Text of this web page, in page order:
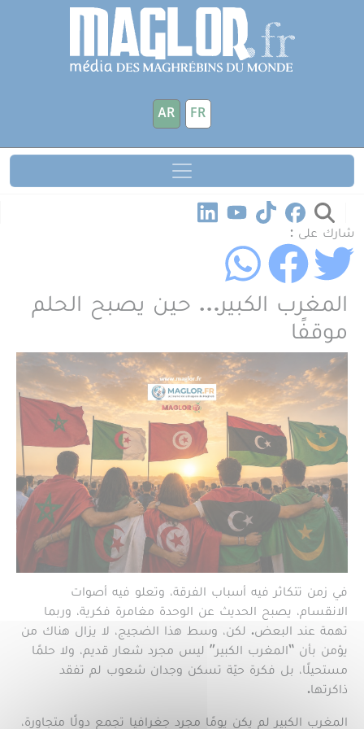
تجاوز إلى المحتوى الرئيسي
FR
AR
شارك على :
المغرب الكبير… حين يصبح الحلم
موقفًا
في زمن تتكاثر فيه أسباب الفرقة، وتعلو فيه أصوات
الانقسام، يصبح الحديث عن الوحدة مغامرة فكرية، وربما
تهمة عند البعض. لكن، وسط هذا الضجيج، لا يزال هناك من
يؤمن بأن “المغرب الكبير” ليس مجرد شعار قديم، ولا حلمًا
مستحيلًا، بل فكرة حيّة تسكن وجدان شعوب لم تفقد
ذاكرتها.
المغرب الكبير لم يكن يومًا مجرد جغرافيا تجمع دولًا متجاورة،
لوحة إدارة ملفات تعريف الارتباط